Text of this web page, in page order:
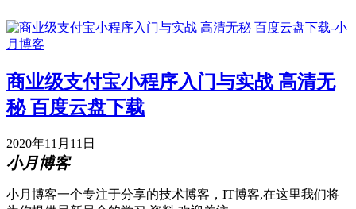
商业级支付宝小程序入门与实战 高清无
秘 百度云盘下载
2020年11月11日
小月博客
小月博客一个专注于分享的技术博客，IT博客,在这里我们将